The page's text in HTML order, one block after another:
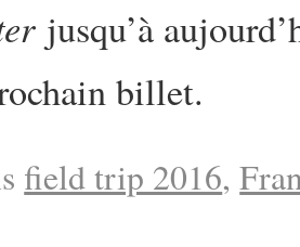
jusqu’à
billet.
field trip 2016,